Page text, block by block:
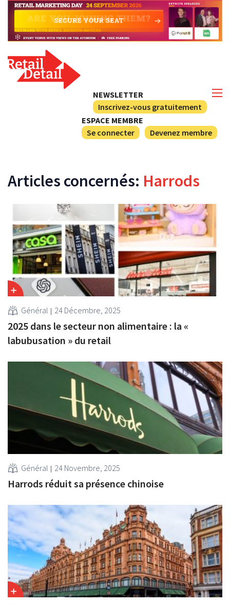
NEWSLETTER
Inscrivez-vous gratuitement
ESPACE MEMBRE
Se connecter
Devenez membre
Articles concernés: Harrods
Général 24 Décembre, 2025
2025 dans le secteur non alimentaire : la «
labubusation » du retail
Général 24 Novembre, 2025
Harrods réduit sa présence chinoise